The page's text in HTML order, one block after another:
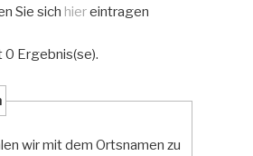
Sie sich hiereintragen
0 Ergebnis(se).
wir mit dem Ortsnamen zu